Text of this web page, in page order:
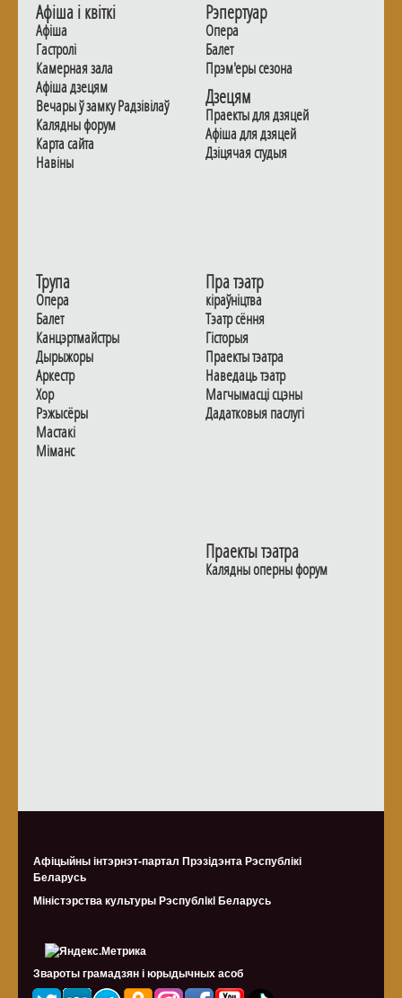
Афiша i квiткi
Афiша
Гастролi
Камерная зала
Афiша дзецям
Вечары ў замку Радзiвiлаў
Калядны форум
Карта сайта
Навiны
Рэпертуар
Опера
Балет
Прэм'еры сезона
Дзецям
Праекты для дзяцей
Афiша для дзяцей
Дзiцячая студыя
Трупа
Опера
Балет
Канцэртмайстры
Дырыжоры
Аркестр
Хор
Рэжысёры
Мастакі
Мiманс
Пра тэатр
кіраўніцтва
Тэатр сёння
Гiсторыя
Праекты тэатра
Наведаць тэатр
Магчымасцi сцэны
Дадаткoвыя паслугi
Праекты тэатра
Калядны оперны форум
Афіцыйны інтэрнэт-партал Прэзідэнта Рэспублікі
Беларусь
Міністэрства культуры Рэспублiкi Беларусь
Звароты грамадзян і юрыдычных асоб